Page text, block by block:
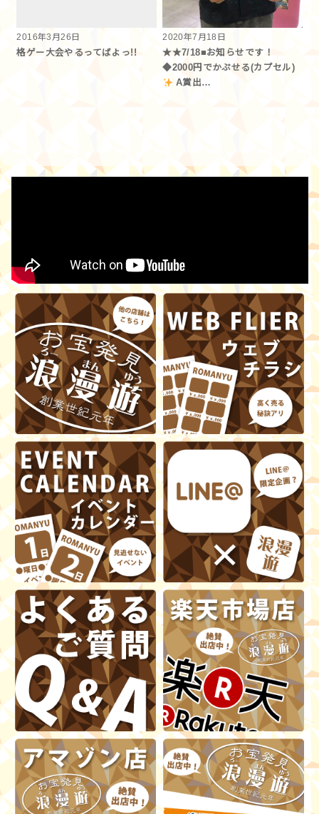
2016年3月26日
格ゲー大会やるってばよっ!!
2020年7月18日
★★7/18■お知らせです！
◆2000円でかぷせる(カプセル)
A賞出…